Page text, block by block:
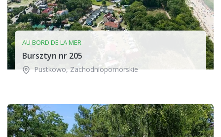
AU BORD DE LA MER
Bursztyn nr 205
Pustkowo,Zachodniopomorskie